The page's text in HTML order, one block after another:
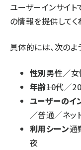
ユーザーインサイ
の情報を提供してく
具体的には、次のよ
性別――男性／
年齢――10代
ユーザーのイ
／普通／ネッ
利用シーン――
夜